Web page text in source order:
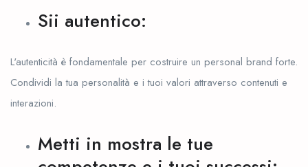
Sii autentico:
L'autenticità è fondamentale per costruire un personal brand forte.
Condividi la tua personalità e i tuoi valori attraverso contenuti e
interazioni.
Metti in mostra le tue